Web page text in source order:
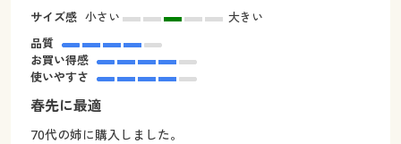
サイズ感 小さい
大きい
品質
お買い得感
使いやすさ
春先に最適
70代の姉に購入しました。